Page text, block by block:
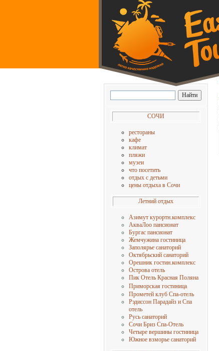
СОЧИ
рестораны
кафе
климат
пляжи
музеи
что посетить
отдых с детьми
цены отдыха в Сочи
Летний отдых
Азимут курортн.комплекс
АкваЛоо пансионат
Бургас пансионат
Жемчужина гостиница
Заполярье санаторий
Октябрьский санаторий
Орешник гостин.комплекс
Острова отель
Пик Отель Красная Поляна
Приморская гостиница
Прометей клуб Спа-отель
Рэдиссон Парадайз и Спа
отель
Русь санаторий
Сочи Бриз Спа-Отель
Четыре вершины гостиница
Южное взморье санаторий